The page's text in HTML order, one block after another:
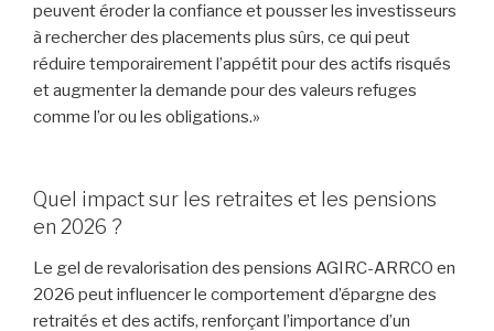
peuvent éroder la confiance et pousser les investisseurs
à rechercher des placements plus sûrs, ce qui peut
réduire temporairement l’appétit pour des actifs risqués
et augmenter la demande pour des valeurs refuges
comme l’or ou les obligations.»
Quel impact sur les retraites et les pensions
en 2026 ?
Le gel de revalorisation des pensions AGIRC-ARRCO en
2026 peut influencer le comportement d’épargne des
retraités et des actifs, renforçant l’importance d’un